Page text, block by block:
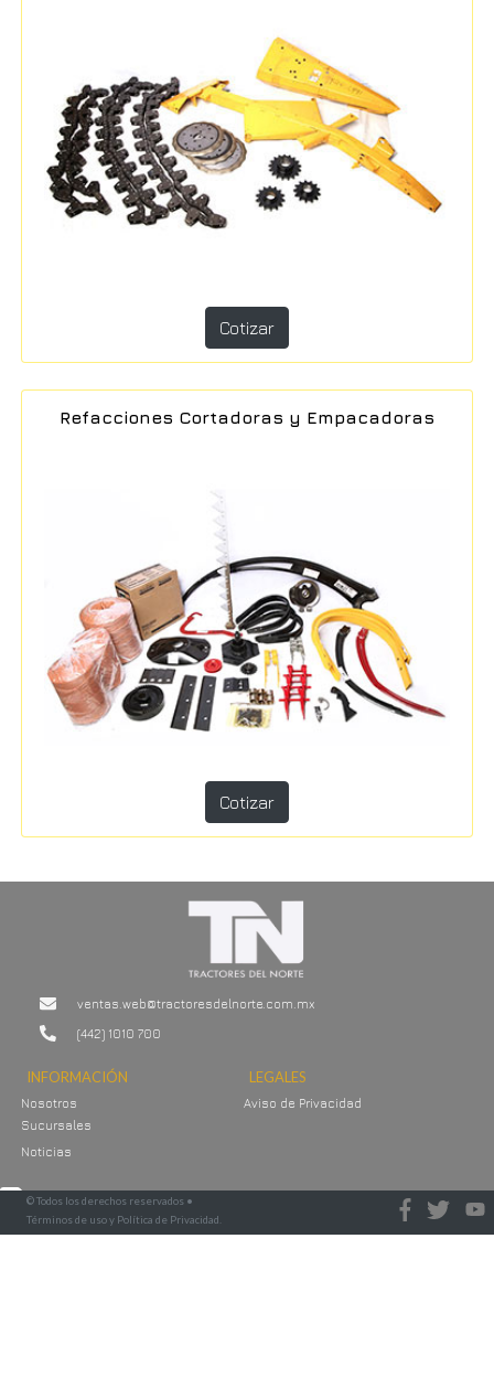
Cotizar
Refacciones Cortadoras y Empacadoras
Cotizar
ventas.web@tractoresdelnorte.com.mx
(442) 1010 700
INFORMACIÓN LEGALES
Nosotros
Aviso de Privacidad
Sucursales
Noticias
© Todos los derechos reservados •
Términos de uso y Política de Privacidad.
Desarrollo: